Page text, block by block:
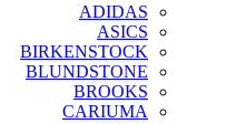
ADIDAS
ASICS
BIRKENSTOCK
BLUNDSTONE
BROOKS
CARIUMA